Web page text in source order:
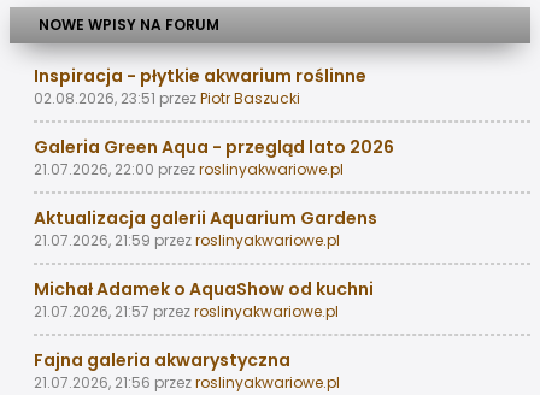
NOWE WPISY NA FORUM
Inspiracja - płytkie akwarium roślinne
02.08.2026, 23:51 przezPiotr Baszucki
Galeria Green Aqua - przegląd lato 2026
21.07.2026, 22:00 przezroslinyakwariowe.pl
Aktualizacja galerii Aquarium Gardens
21.07.2026, 21:59 przezroslinyakwariowe.pl
Michał Adamek o AquaShow od kuchni
21.07.2026, 21:57 przezroslinyakwariowe.pl
Fajna galeria akwarystyczna
21.07.2026, 21:56 przezroslinyakwariowe.pl